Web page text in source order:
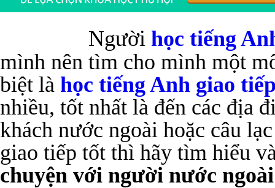
Người học tiếng
mình nên tìm cho mình một
biệt là học tiếng Anh giao
nhiều, tốt nhất là đến các địa
khách nước ngoài hoặc câu
giao tiếp tốt thì hãy tìm hiểu
chuyện với người nước